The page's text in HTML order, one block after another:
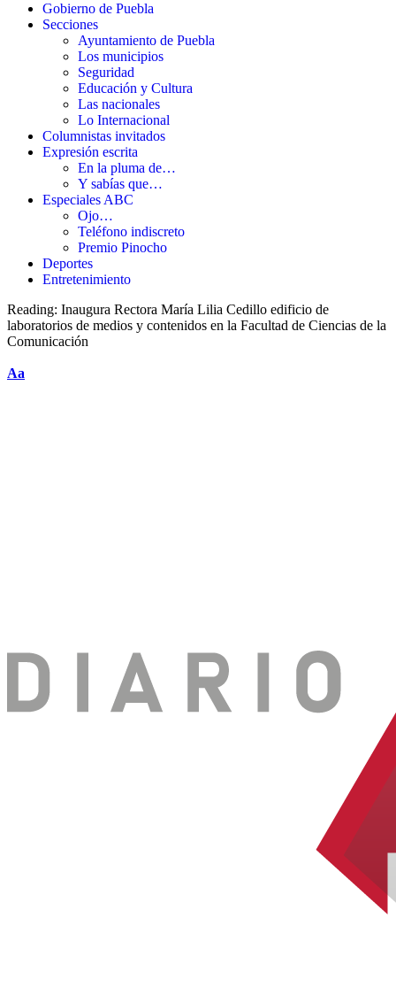
Gobierno de Puebla
Secciones
Ayuntamiento de Puebla
Los municipios
Seguridad
Educación y Cultura
Las nacionales
Lo Internacional
Columnistas invitados
Expresión escrita
En la pluma de…
Y sabías que…
Especiales ABC
Ojo…
Teléfono indiscreto
Premio Pinocho
Deportes
Entretenimiento
Reading: Inaugura Rectora María Lilia Cedillo edificio de
laboratorios de medios y contenidos en la Facultad de Ciencias de la
Comunicación
Aa